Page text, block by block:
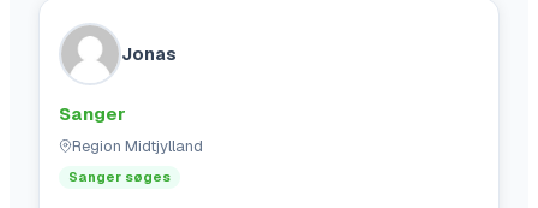
Jonas
Sanger
Region Midtjylland
Sanger søges